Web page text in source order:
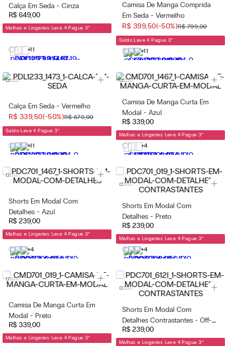
Calça Em Seda - Cinza
R$ 649,00
Malhas e Lingeries Leve 4 Pague 3*
+11
Camisa De Manga Comprida
Em Seda - Vermelho
R$ 399,50(-50%)R$ 799,00
Saldo Leve 4 Pague 3*
+11
Calça Em Seda - Vermelho
R$ 339,50(-50%)R$ 679,00
Saldo Leve 4 Pague 3*
+11
Camisa De Manga Curta Em
Modal - Azul
R$ 339,00
Malhas e Lingeries Leve 4 Pague 3*
+4
Shorts Em Modal Com
Detalhes - Azul
R$ 239,00
Malhas e Lingeries Leve 4 Pague 3*
+4
Shorts Em Modal Com
Detalhes - Preto
R$ 239,00
Malhas e Lingeries Leve 4 Pague 3*
+4
Camisa De Manga Curta Em
Modal - Preto
R$ 339,00
Malhas e Lingeries Leve 4 Pague 3*
Shorts Em Modal Com
Detalhes Contrastantes - Off-
White
R$ 239,00
Malhas e Lingeries Leve 4 Pague 3*